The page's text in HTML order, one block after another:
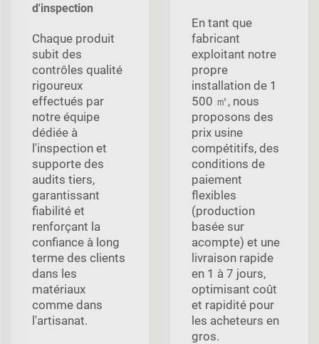
d'inspection
Chaque produit
subit des
contrôles qualité
rigoureux
effectués par
notre équipe
dédiée à
l'inspection et
supporte des
audits tiers,
garantissant
fiabilité et
renforçant la
confiance à long
terme des clients
dans les
matériaux
comme dans
l'artisanat.
En tant que
fabricant
exploitant notre
propre
installation de 1
500 ㎡, nous
proposons des
prix usine
compétitifs, des
conditions de
paiement
flexibles
(production
basée sur
acompte) et une
livraison rapide
en 1 à 7 jours,
optimisant coût
et rapidité pour
les acheteurs en
gros.